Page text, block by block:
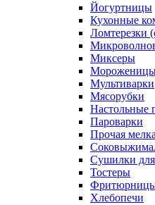
Йогуртницы
Кухонные
Ломтерезки
Миксеры
Мультиварки
Мясорубки
Настольные
Пароварки
Прочая
Сушилки
Тостеры
Хлебопечи